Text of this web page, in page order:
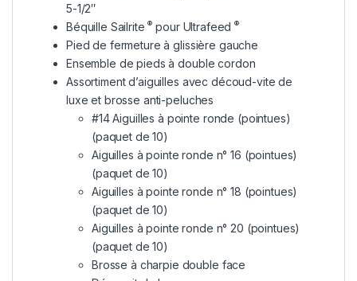
5-1/2″
Béquille Sailrite® pour Ultrafeed®
Pied de fermeture à glissière gauche
Ensemble de pieds à double cordon
Assortiment d’aiguilles avec découd-vite de
luxe et brosse anti-peluches
#14 Aiguilles à pointe ronde (pointues)
(paquet de 10)
Aiguilles à pointe ronde n° 16 (pointues)
(paquet de 10)
Aiguilles à pointe ronde n° 18 (pointues)
(paquet de 10)
Aiguilles à pointe ronde n° 20 (pointues)
(paquet de 10)
Brosse à charpie double face